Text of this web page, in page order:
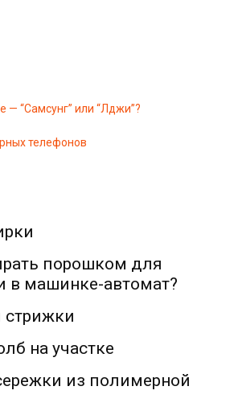
— “Самсунг” или “Лджи”?
телефонов
порошком для
в машинке-автомат?
на участке
из полимерной